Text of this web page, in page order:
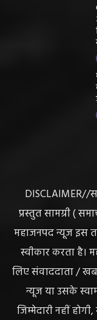
DISCLAIMER//
प्रस्तुत सामग्री (
महाजनपद न्यूज इस
स्वीकार करता है।
लिए संवाददाता /
न्यूज या उसके
जिम्मेदारी नहीं